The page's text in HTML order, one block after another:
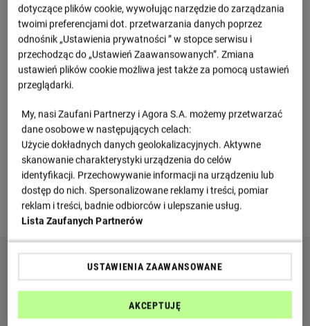
1 Dinamo Zagrzeb 1
2 Osijek 1
NK Varaždin
Rijeka
Zobacz więcej
dotyczące plików cookie, wywołując narzędzie do zarządzania
twoimi preferencjami dot. przetwarzania danych poprzez
odnośnik „Ustawienia prywatności ” w stopce serwisu i
przechodząc do „Ustawień Zaawansowanych”. Zmiana
ustawień plików cookie możliwa jest także za pomocą ustawień
przeglądarki.
My, nasi Zaufani Partnerzy i Agora S.A. możemy przetwarzać
dane osobowe w następujących celach:
Użycie dokładnych danych geolokalizacyjnych. Aktywne
skanowanie charakterystyki urządzenia do celów
identyfikacji. Przechowywanie informacji na urządzeniu lub
dostęp do nich. Spersonalizowane reklamy i treści, pomiar
reklam i treści, badnie odbiorców i ulepszanie usług.
Lista Zaufanych Partnerów
USTAWIENIA ZAAWANSOWANE
AKCEPTUJĘ